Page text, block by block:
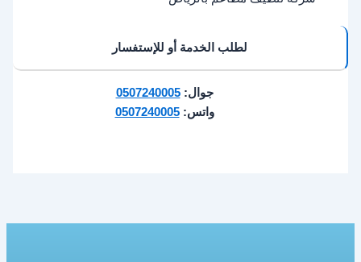
لطلب الخدمة أو للإستفسار
جوال:0507240005
واتس:0507240005